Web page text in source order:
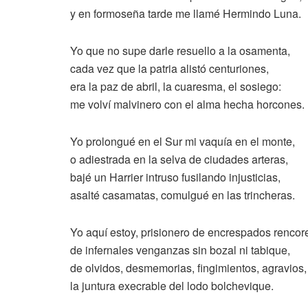
y en formoseña tarde me llamé Hermindo Luna.
Yo que no supe darle resuello a la osamenta,
cada vez que la patria alistó centuriones,
era la paz de abril, la cuaresma, el sosiego:
me volví malvinero con el alma hecha horcones.
Yo prolongué en el Sur mi vaquía en el monte,
o adiestrada en la selva de ciudades arteras,
bajé un Harrier intruso fusilando injusticias,
asalté casamatas, comulgué en las trincheras.
Yo aquí estoy, prisionero de encrespados
de infernales venganzas sin bozal ni tabique,
de olvidos, desmemorias, fingimientos, agravios,
la juntura execrable del lodo bolchevique.